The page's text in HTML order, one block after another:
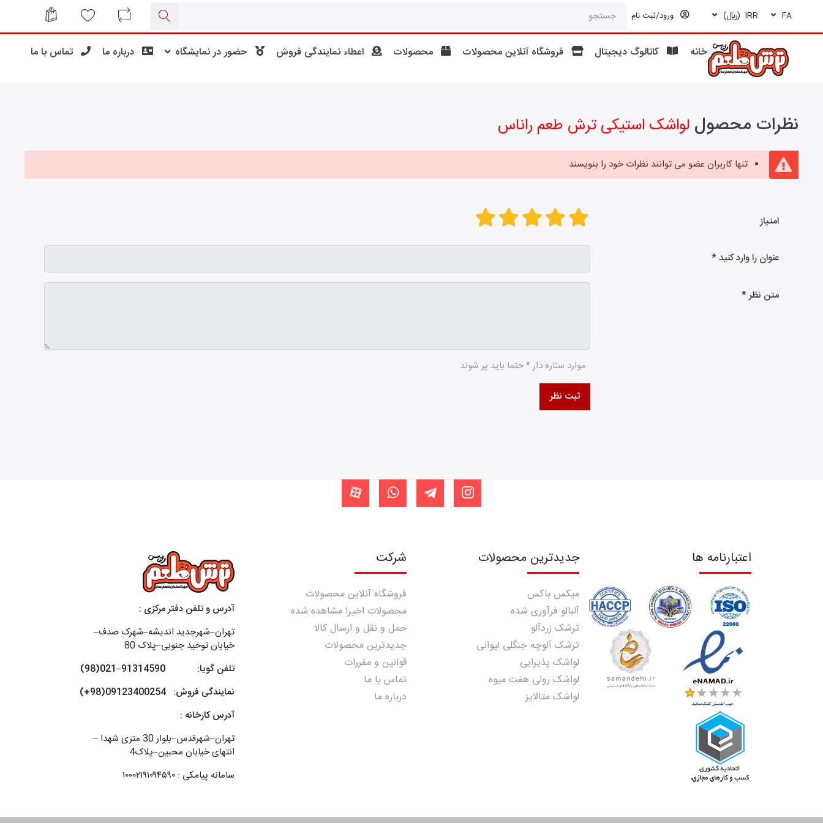
FA
IRR (ريال) ورود/ثبت نام
خانه کاتالوگ دیجیتال فروشگاه آنلاین محصولات محصولات اعطاء نمایندگی فروش حضور در نمایشگاه درباره ما تماس با ما
نظرات محصول لواشک استیکی ترش طعم راناس
تنها کاربران عضو می توانند نظرات خود را بنویسند
امتیاز
عنوان را وارد کنید
متن نظر
موارد ستاره دار * حتما باید پر شوند
ثبت نظر
اعتبارنامه ها جدیدترین محصولات
میکس باکس
آلبالو فرآوری شده
ترشک زردآلو
ترشک آلوچه جنگلی لیوانی
لواشک پذیرایی
لواشک رولی هفت میوه
لواشک متالایز
شرکت
فروشگاه آنلاین محصولات
محصولات اخیرا مشاهده شده
حمل و نقل و ارسال کالا
جدیدترین محصولات
قوانین و مقررات
تماس با ما
درباره ما
آدرس و تلفن دفتر مرکزی :
تهران–شهرجدید اندیشه–شهرک صدف–
خیابان توحید جنوبی–پلاک 80
تلفن گویا: 91314590–021(98)
نمایندگی فروش: 09123400254(98+)
آدرس کارخانه :
تهران–شهرقدس–بلوار 30 متری شهدا –
انتهای خیابان محبین–پلاک4
سامانه پیامکی : ۱۰۰۰۲۱۹۱۰۹۴۵۹۰